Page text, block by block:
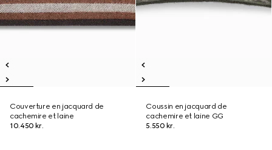
Couverture en jacquard de
cachemire et laine
10.450 kr.
Coussin en jacquard de
cachemire et laine GG
5.550 kr.